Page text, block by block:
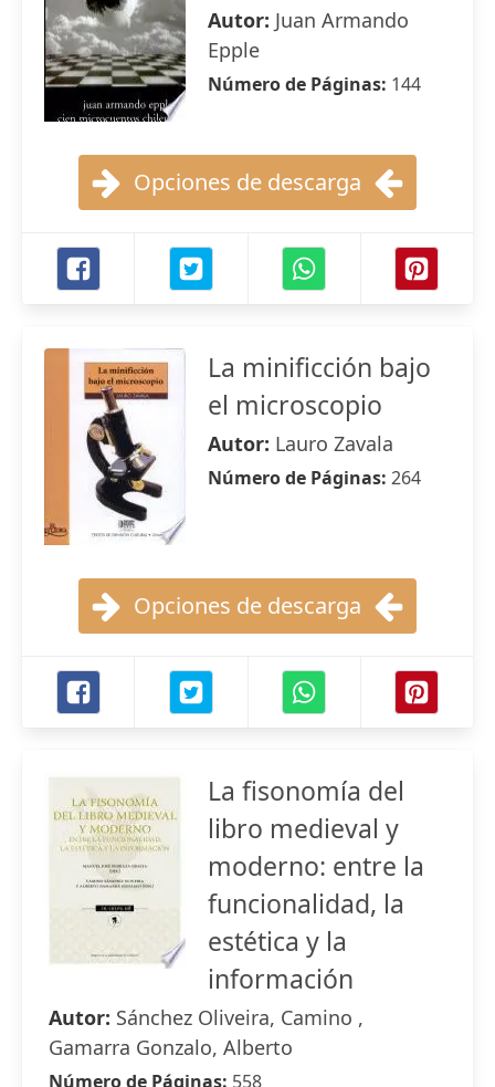
Autor: Juan Armando
Epple
Número de Páginas: 144
Opciones de descarga
La minificción bajo
el microscopio
Autor: Lauro Zavala
Número de Páginas: 264
Opciones de descarga
La fisonomía del
libro medieval y
moderno: entre la
funcionalidad, la
estética y la
información
Autor: Sánchez Oliveira, Camino ,
Gamarra Gonzalo, Alberto
Número de Páginas: 558